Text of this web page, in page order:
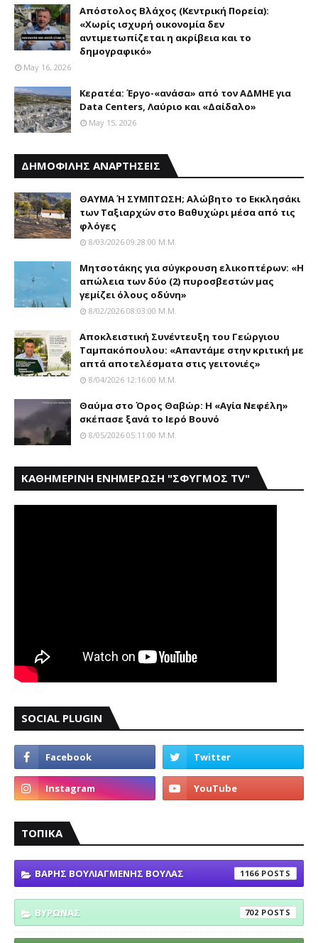
Απόστολος Βλάχος (Κεντρική Πορεία):
«Χωρίς ισχυρή οικονομία δεν
αντιμετωπίζεται η ακρίβεια και το
δημογραφικό»
May 16, 2026
Κερατέα: Έργο-«ανάσα» από τον ΑΔΜΗΕ για
Data Centers, Λαύριο και «Δαίδαλο»
May 15, 2026
ΔΗΜΟΦΙΛΗΣ ΑΝΑΡΤΗΣΕΙΣ
ΘΑΥΜΑ Ή ΣΥΜΠΤΩΣΗ; Aλώβητο το Eκκλησάκι
των Tαξιαρχών στο Bαθυχώρι μέσα από τις
φλόγες
8/03/2026 09:28:00 Μ.μ.
Μητσοτάκης για σύγκρουση ελικοπτέρων: «Η
απώλεια των δύο (2) πυροσβεστών μας
γεμίζει όλους οδύνη»
8/02/2026 08:03:00 Μ.μ.
Αποκλειστική Συνέντευξη του Γεώργιου
Ταμπακόπουλου: «Απαντάμε στην κριτική με
απτά αποτελέσματα στις γειτονιές»
8/04/2026 12:16:00 Μ.μ.
Θαύμα στο Όρος Θαβώρ: H «Aγία Nεφέλη»
σκέπασε ξανά το Iερό Bουνό
8/05/2026 05:11:00 Μ.μ.
ΚΑΘΗΜΕΡΙΝΗ ΕΝΗΜΕΡΩΣΗ "ΣΦΥΓΜΟΣ TV"
SOCIAL PLUGIN
ΤΟΠΙΚΑ
ΒΑΡΗΣ ΒΟΥΛΙΑΓΜΕΝΗΣ ΒΟΥΛΑΣ 1166
ΒΥΡΩΝΑΣ 702